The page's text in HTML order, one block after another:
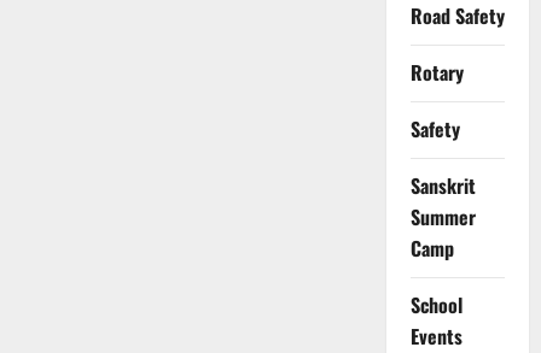
Road Safety
Rotary
Safety
Sanskrit
Summer
Camp
School
Events